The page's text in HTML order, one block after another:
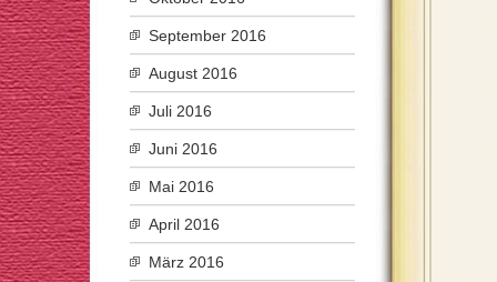
September 2016
August 2016
Juli 2016
Juni 2016
Mai 2016
April 2016
März 2016